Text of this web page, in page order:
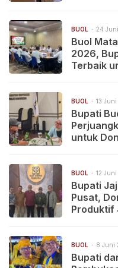
BUOL 24
Buol
2026,
Terbaik
BUOL 13
Bupati
untuk
BUOL 12 Juni
Bupati
Pusat,
Produktif
BUOL 8 Juni
Bupati